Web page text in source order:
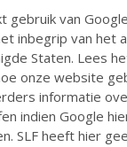
gebruik van
inbegrip van het
Staten. Lees
onze website
informatie
indien Google
SLF heeft hier